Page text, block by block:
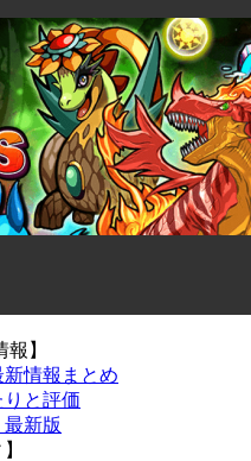
】
情報まとめ
と評価
新版